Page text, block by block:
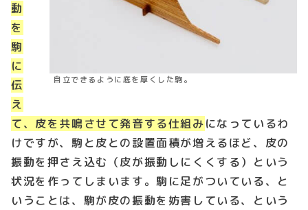
自立できるように底を厚くした駒。
動
を
駒
に
伝
え
て、皮を共鳴させて発音する仕組みになっているわ
けですが、駒と皮との設置面積が増えるほど、皮の
振動を押さえ込む（皮が振動しにくくする）という
状況を作ってしまいます。駒に足がついている、と
いうことは、駒が皮の振動を妨害している、という